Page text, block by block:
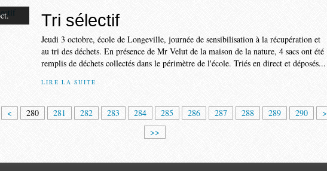
Tri sélectif
Jeudi 3 octobre, école de Longeville, journée de sensibilisation à la récupération et
au tri des déchets. En présence de Mr Velut de la maison de la nature, 4 sacs ont été
remplis de déchets collectés dans le périmètre de l'école. Triés en direct et déposés...
LIRE LA SUITE
<
2
2
2
2
2
2
2
2
280 281 282 283 284 285 286 287 288 289 290
3
4
5
>
>>